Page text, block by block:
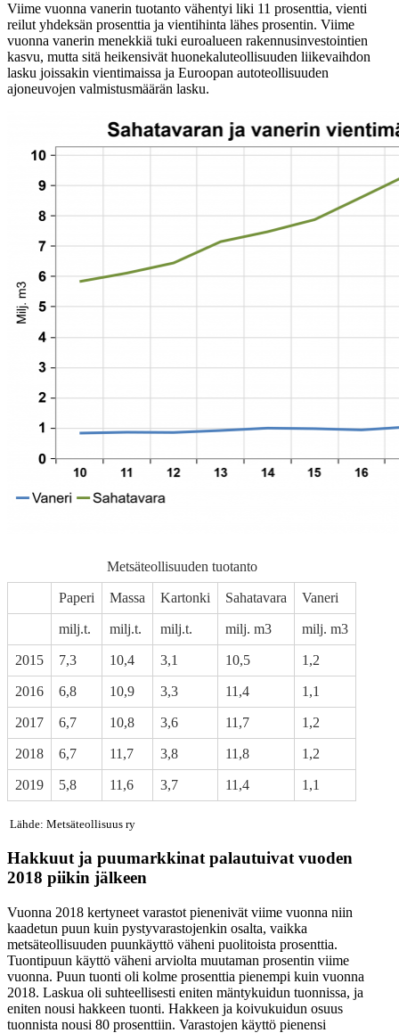
Viime vuonna vanerin tuotanto vähentyi liki 11 prosenttia, vienti
reilut yhdeksän prosenttia ja vientihinta lähes prosentin. Viime
vuonna vanerin menekkiä tuki euroalueen rakennusinvestointien
kasvu, mutta sitä heikensivät huonekaluteollisuuden liikevaihdon
lasku joissakin vientimaissa ja Euroopan autoteollisuuden
ajoneuvojen valmistusmäärän lasku.
Metsäteollisuuden tuotanto
Paperi Massa Kartonki Sahatavara Vaneri
milj.t. milj.t. milj.t. milj. m3 milj. m3
2015 7,3 10,4 3,1 10,5 1,2
2016 6,8 10,9 3,3 11,4 1,1
2017 6,7 10,8 3,6 11,7 1,2
2018 6,7 11,7 3,8 11,8 1,2
2019 5,8 11,6 3,7 11,4 1,1
Lähde: Metsäteollisuus ry
Hakkuut ja puumarkkinat palautuivat vuoden
2018 piikin jälkeen
Vuonna 2018 kertyneet varastot pienenivät viime vuonna niin
kaadetun puun kuin pystyvarastojenkin osalta, vaikka
metsäteollisuuden puunkäyttö väheni puolitoista prosenttia.
Tuontipuun käyttö väheni arviolta muutaman prosentin viime
vuonna. Puun tuonti oli kolme prosenttia pienempi kuin vuonna
2018. Laskua oli suhteellisesti eniten mäntykuidun tuonnissa, ja
eniten nousi hakkeen tuonti. Hakkeen ja koivukuidun osuus
tuonnista nousi 80 prosenttiin. Varastojen käyttö pienensi